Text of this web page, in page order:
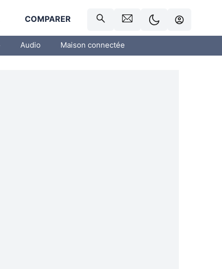
COMPARER
Audio Maison connectée